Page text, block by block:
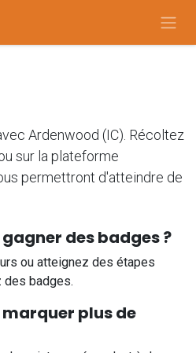
Ardenwood (IC). Récoltez
sur la plateforme
permettront d'atteindre de
des badges ?
ou atteignez des étapes
des badges.
plus de